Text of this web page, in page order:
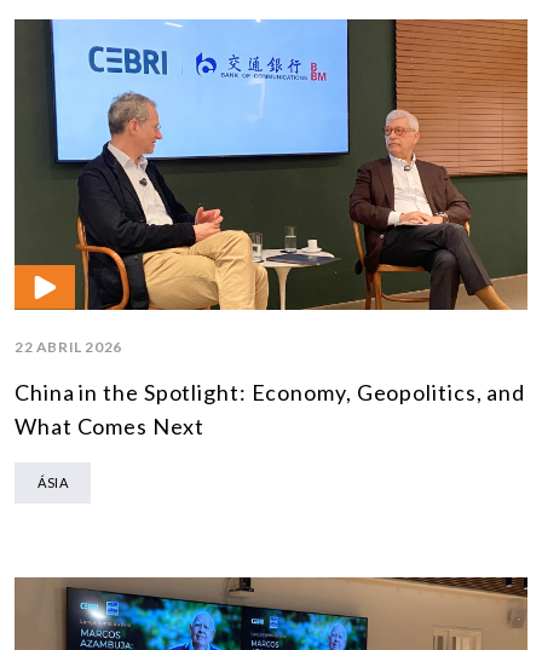
22 ABRIL 2026
China in the Spotlight: Economy, Geopolitics, and
What Comes Next
ÁSIA